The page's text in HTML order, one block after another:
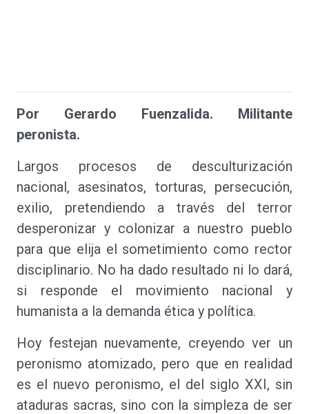
Por Gerardo Fuenzalida. Militante
peronista.
Largos procesos de desculturización
nacional, asesinatos, torturas, persecución,
exilio, pretendiendo a través del terror
desperonizar y colonizar a nuestro pueblo
para que elija el sometimiento como rector
disciplinario. No ha dado resultado ni lo dará,
si responde el movimiento nacional y
humanista a la demanda ética y política.
Hoy festejan nuevamente, creyendo ver un
peronismo atomizado, pero que en realidad
es el nuevo peronismo, el del siglo XXI, sin
ataduras sacras, sino con la simpleza de ser